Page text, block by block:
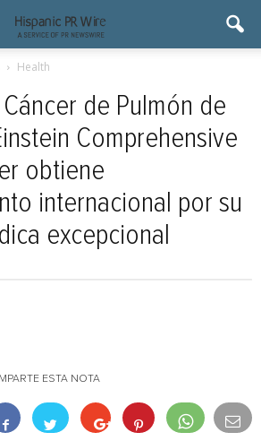
Health
de Pulmón de
Comprehensive
obtiene
internacional por su
excepcional
ESTA NOTA